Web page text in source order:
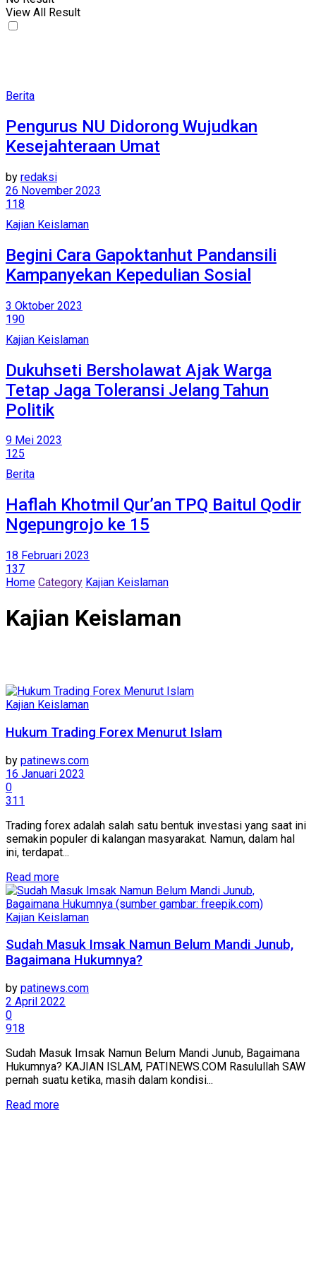
View All Result
Berita
Pengurus NU Didorong Wujudkan
Kesejahteraan Umat
by redaksi
26 November 2023
118
Kajian Keislaman
Begini Cara Gapoktanhut Pandansili
Kampanyekan Kepedulian Sosial
3 Oktober 2023
190
Kajian Keislaman
Dukuhseti Bersholawat Ajak Warga
Tetap Jaga Toleransi Jelang Tahun
Politik
9 Mei 2023
125
Berita
Haflah Khotmil Qur’an TPQ Baitul Qodir
Ngepungrojo ke 15
18 Februari 2023
137
Home Category Kajian Keislaman
Kajian Keislaman
Kajian Keislaman
Hukum Trading Forex Menurut Islam
by patinews.com
16 Januari 2023
0
311
Trading forex adalah salah satu bentuk investasi yang saat ini
semakin populer di kalangan masyarakat. Namun, dalam hal
ini, terdapat...
Read moreDetails
Kajian Keislaman
Sudah Masuk Imsak Namun Belum Mandi Junub,
Bagaimana Hukumnya?
by patinews.com
2 April 2022
0
918
Sudah Masuk Imsak Namun Belum Mandi Junub, Bagaimana
Hukumnya? KAJIAN ISLAM, PATINEWS.COM Rasulullah SAW
pernah suatu ketika, masih dalam kondisi...
Read moreDetails